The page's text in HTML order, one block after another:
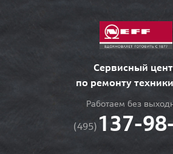
Сервисный
по ремонту
Работаем без
(495) 137-